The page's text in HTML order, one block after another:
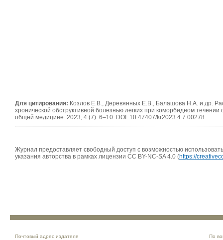
Для цитирования: Козлов Е.В., Деревянных Е.В., Балашова Н.А. и др.
хронической обструктивной болезнью легких при коморбидном
общей медицине. 2023; 4 (7): 6–10. DOI: 10.47407/kr2023.4.7.00278
Журнал предоставляет свободный доступ с возможностью
указания авторства в рамках лицензии CC BY-NC-SA 4.0 (https://
Почтовый адрес издателя По